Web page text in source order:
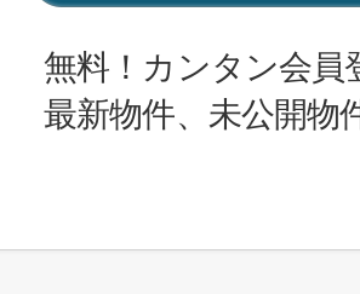
無料！カンタン会員
最新物件、未公開物